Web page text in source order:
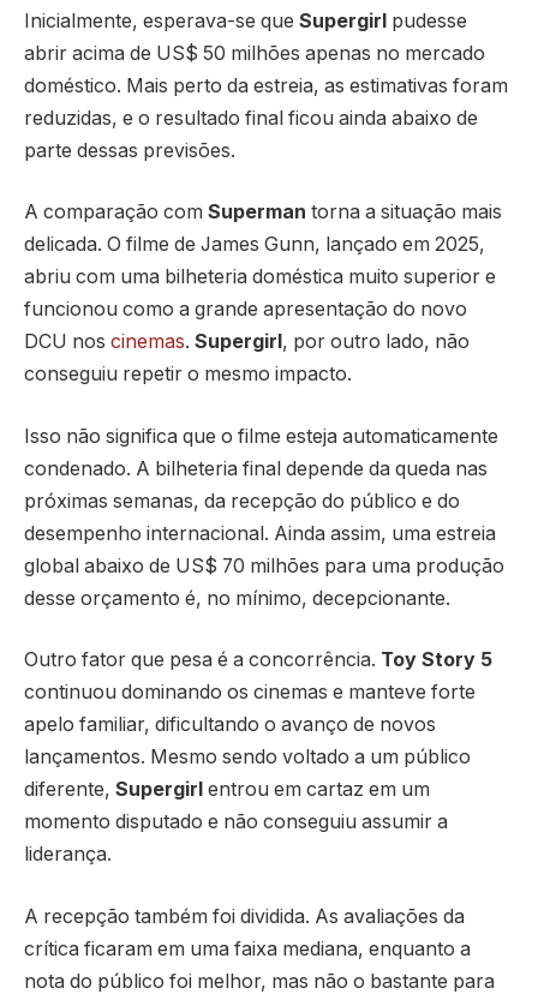
Inicialmente, esperava-se que Supergirl pudesse
abrir acima de US$ 50 milhões apenas no mercado
doméstico. Mais perto da estreia, as estimativas foram
reduzidas, e o resultado final ficou ainda abaixo de
parte dessas previsões.
A comparação com Superman torna a situação mais
delicada. O filme de James Gunn, lançado em 2025,
abriu com uma bilheteria doméstica muito superior e
funcionou como a grande apresentação do novo
DCU nos cinemas. Supergirl , por outro lado, não
conseguiu repetir o mesmo impacto.
Isso não significa que o filme esteja automaticamente
condenado. A bilheteria final depende da queda nas
próximas semanas, da recepção do público e do
desempenho internacional. Ainda assim, uma estreia
global abaixo de US$ 70 milhões para uma produção
desse orçamento é, no mínimo, decepcionante.
Outro fator que pesa é a concorrência. Toy Story 5
continuou dominando os cinemas e manteve forte
apelo familiar, dificultando o avanço de novos
lançamentos. Mesmo sendo voltado a um público
diferente, Supergirl entrou em cartaz em um
momento disputado e não conseguiu assumir a
liderança.
A recepção também foi dividida. As avaliações da
crítica ficaram em uma faixa mediana, enquanto a
nota do público foi melhor, mas não o bastante para